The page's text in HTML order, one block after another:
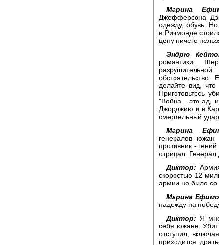
Марина
Джефферсона
одежду, обувь.
в Ричмонде
цену ничего
Эндрю
романтики.
делайте вид,
Приготовьтесь
"Война - это ад,
Джорджию и в
смертельный
Марина
генералов
противник -
отрицал. Генерал
Диктор:
скоростью 12
армии не было
Марина
надежду на
Диктор: Я
себя южане.
отступил,
приходится